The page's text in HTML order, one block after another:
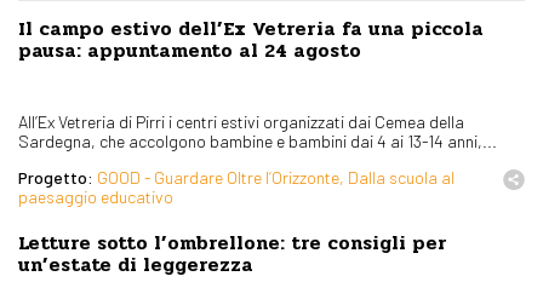
Il campo estivo dell’Ex Vetreria fa una piccola
pausa: appuntamento al 24 agosto
All’Ex Vetreria di Pirri i centri estivi organizzati dai Cemea della
Sardegna, che accolgono bambine e bambini dai 4 ai 13-14 anni,...
Progetto: GOOD - Guardare Oltre l’Orizzonte, Dalla scuola al
paesaggio educativo
Letture sotto l’ombrellone: tre consigli per
un’estate di leggerezza